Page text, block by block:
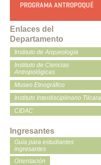
PROGRAMA ANTROPOQUÉ
Enlaces del
Departamento
Instituto de Arqueología
Instituto de Ciencias
Antropológicas
Museo Etnográfico
Instituto Interdisciplinario Tilcara
CIDAC
Ingresantes
Guía para estudiantes
ingresantes
Orientación